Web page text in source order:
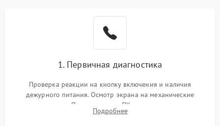
1. Первичная диагностика
Проверка реакции на кнопку включения и наличия
дежурного питания. Осмотр экрана на механические
повреждения. Подключение к ПК для оценки вывода
изображения, работы подсветки и выявления артефактов на
Подробнее